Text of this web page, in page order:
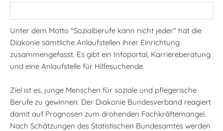
Unter dem Motto "Sozialberufe kann nicht jeder" hat die
Diakonie sämtliche Anlaufstellen ihrer Einrichtung
zusammengefasst. Es gibt ein Infoportal, Karriereberatung
und eine Anlaufstelle für Hilfesuchende.
Ziel ist es, junge Menschen für soziale und pflegerische
Berufe zu gewinnen. Der Diakonie Bundesverband reagiert
damit auf Prognosen zum drohenden Fachkräftemangel.
Nach Schätzungen des Statistischen Bundesamtes werden